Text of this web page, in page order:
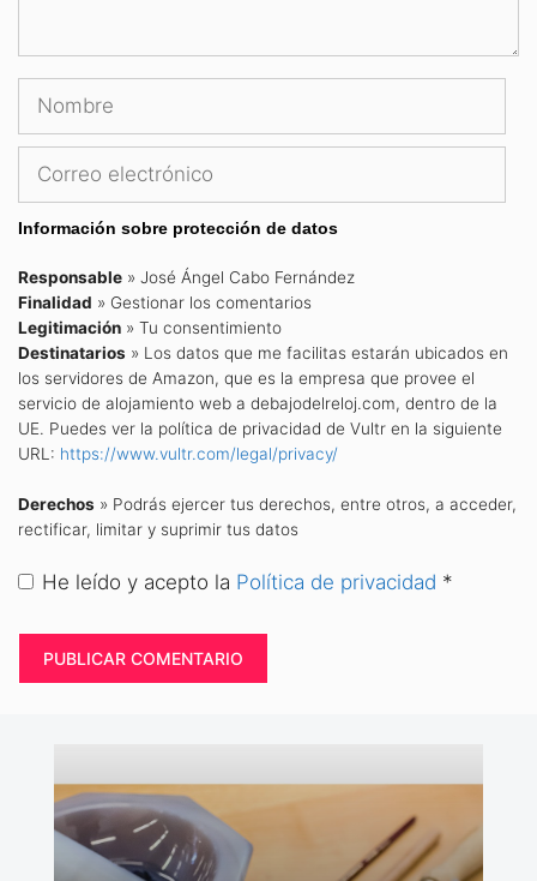
Nombre
Correo
Información sobre protección de datos
Responsable » José Ángel Cabo Fernández
Finalidad » Gestionar los comentarios
Legitimación » Tu consentimiento
Destinatarios » Los datos que me facilitas estarán ubicados en
los servidores de Amazon, que es la empresa que provee el
servicio de alojamiento web a debajodelreloj.com, dentro de la
UE. Puedes ver la política de privacidad de Vultr en la siguiente
URL: https://www.vultr.com/legal/privacy/
Derechos » Podrás ejercer tus derechos, entre otros, a acceder,
rectificar, limitar y suprimir tus datos
He leído y acepto la Política de privacidad *